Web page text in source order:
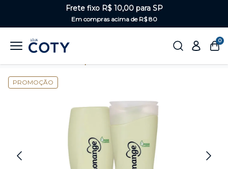
Frete fixo R$ 10,00 para SP
Em compras acima de R$ 80
0
PROMOÇÃO